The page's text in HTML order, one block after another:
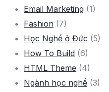
Email Marketing (1)
Fashion (7)
Học Nghề ở Đức (5)
How To Build (6)
HTML Theme (4)
Ngành học nghề (3)